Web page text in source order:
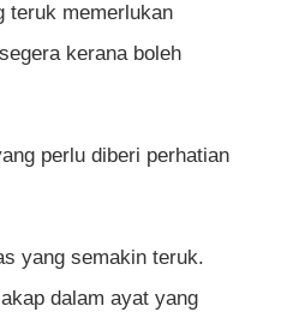
teruk memerlukan
kerana boleh
perlu diberi perhatian
yang semakin teruk.
dalam ayat yang